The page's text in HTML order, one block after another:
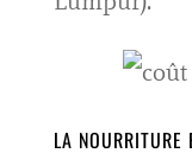
LA NOURRITURE